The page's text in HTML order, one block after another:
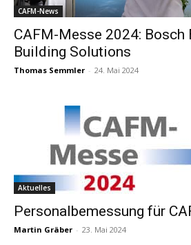
CAFM-News
CAFM-Messe 2024: Bosch
Building Solutions
Thomas Semmler - 24. Mai 2024
Aktuelles
Personalbemessung für
Martin Gräber - 23. Mai 2024